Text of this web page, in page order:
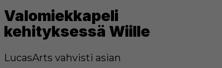
Valomiekkapeli
kehityksessä Wiille
LucasArts vahvisti asian